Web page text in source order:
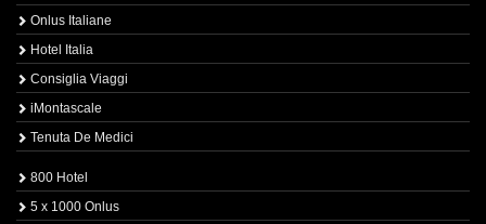
Onlus Italiane
Hotel Italia
Consiglia Viaggi
iMontascale
Tenuta De Medici
800 Hotel
5 x 1000 Onlus